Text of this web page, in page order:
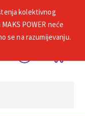
kolektivnog
POWER neće
se na razumijevanju.